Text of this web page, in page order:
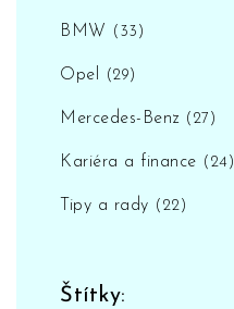
BMW (33)
Opel (29)
Mercedes-Benz (27)
Kariéra a finance (24)
Tipy a rady (22)
Štítky: